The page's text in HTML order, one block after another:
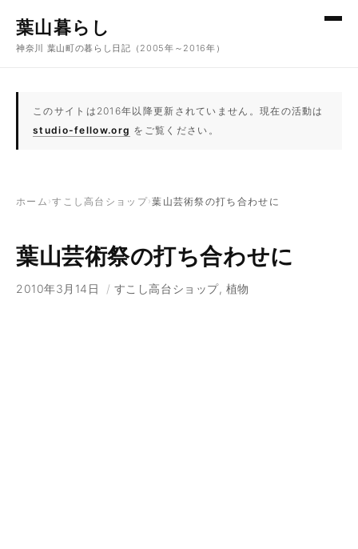
葉山暮らし
神奈川 葉山町の暮らし日記（2005年～2016年）
このサイトは2016年以降更新されていません。現在の活動は
studio-fellow.org をご覧ください。
ホーム ›すこし高台ショップ›葉山芸術祭の打ち合わせに
葉山芸術祭の打ち合わせに
2010年3月14日 / すこし高台ショップ, 植物